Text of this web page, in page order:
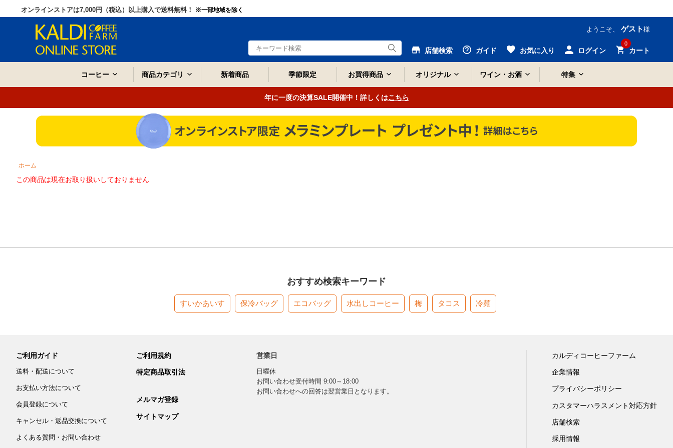
オンラインストアは7,000円（税込）以上購入で送料無料！ ※一部地域を除く
ようこそ、 ゲスト 様
店舗検索 ガイド お気に入り ログイン
0
カート
コーヒー 商品カテゴリ 新着商品 季節限定 お買得商品 オリジナル ワイン・お酒 特集
年に一度の決算SALE開催中！詳しくはこちら
ホーム
この商品は現在お取り扱いしておりません
おすすめ検索キーワード
すいかあいす 保冷バッグ エコバッグ 水出しコーヒー 梅 タコス 冷麺
ご利用ガイド
送料・配送について
お支払い方法について
会員登録について
キャンセル・返品交換について
よくある質問・お問い合わせ
ご利用規約
特定商品取引法
メルマガ登録
サイトマップ
営業日
日曜休
お問い合わせ受付時間 9:00～18:00
お問い合わせへの回答は翌営業日となります。
カルディコーヒーファーム
企業情報
プライバシーポリシー
カスタマーハラスメント対応方針
店舗検索
採用情報